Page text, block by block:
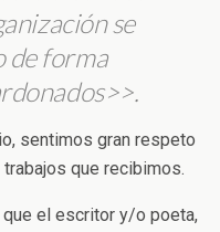
se
de forma
sentimos gran respeto
que recibimos.
el escritor y/o poeta,